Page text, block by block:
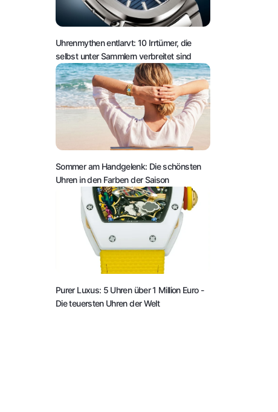
Uhrenmythen entlarvt: 10 Irrtümer, die
selbst unter Sammlern verbreitet sind
Sommer am Handgelenk: Die schönsten
Uhren in den Farben der Saison
Purer Luxus: 5 Uhren über 1 Million Euro -
Die teuersten Uhren der Welt